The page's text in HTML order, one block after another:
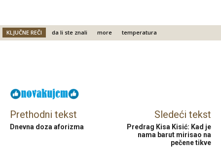
KLJUČNE REČI da li ste znali more temperatura
Prethodni tekst
Dnevna doza aforizma
Sledeći tekst
Predrag Kisa Kisić: Kad je
nama barut mirisao na
pečene tikve